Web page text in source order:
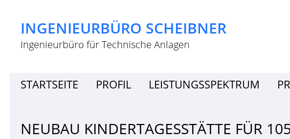
INGENIEURBÜRO SCHEIBNER
Ingenieurbüro für Technische Anlagen
STARTSEITE PROFIL LEISTUNGSSPEKTRUM
NEUBAU KINDERTAGESSTÄTTE FÜR